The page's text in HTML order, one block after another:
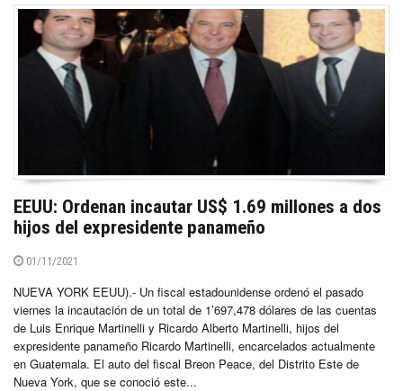
EEUU: Ordenan incautar US$ 1.69 millones a dos
hijos del expresidente panameño
01/11/2021
NUEVA YORK EEUU).- Un fiscal estadounidense ordenó el pasado
viernes la incautación de un total de 1’697,478 dólares de las cuentas
de Luis Enrique Martinelli y Ricardo Alberto Martinelli, hijos del
expresidente panameño Ricardo Martinelli, encarcelados actualmente
en Guatemala. El auto del fiscal Breon Peace, del Distrito Este de
Nueva York, que se conoció este...